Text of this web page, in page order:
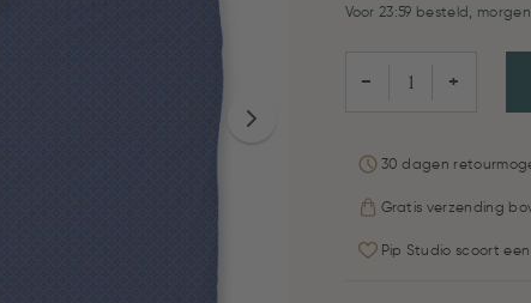
Voor 23:59 besteld,
− +
30 dagen
Gratis verzending
Pip Studio scoort